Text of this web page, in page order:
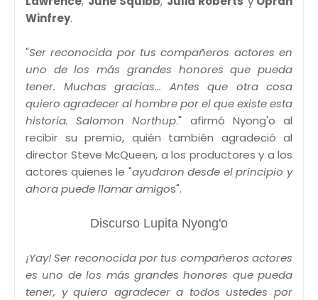
Winfrey.
"Ser reconocida por tus compañeros actores en
uno de los más grandes honores que pueda
tener. Muchas gracias... Antes que otra cosa
quiero agradecer al hombre por el que existe esta
historia. Salomon Northup." afirmó Nyong'o al
recibir su premio, quién también agradeció al
director Steve McQueen, a los productores y a los
actores quienes le "ayudaron desde el principio y
ahora puede llamar amigos".
Discurso Lupita Nyong'o
¡Yay! Ser reconocida por tus compañeros actores
es uno de los más grandes honores que pueda
tener, y quiero agradecer a todos ustedes por